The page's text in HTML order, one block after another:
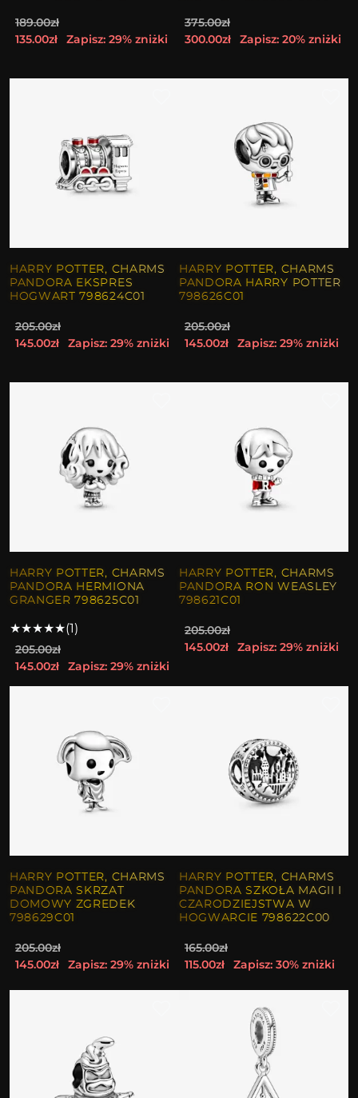
189.00zł
135.00zł
Zapisz: 29% zniżki
375.00zł
300.00zł
Zapisz: 20% zniżki
HARRY POTTER, CHARMS
PANDORA EKSPRES
HOGWART 798624C01
205.00zł
145.00zł
Zapisz: 29% zniżki
HARRY POTTER, CHARMS
PANDORA HARRY POTTER
798626C01
205.00zł
145.00zł
Zapisz: 29% zniżki
HARRY POTTER, CHARMS
PANDORA HERMIONA
GRANGER 798625C01
★★★★★(1)
205.00zł
145.00zł
Zapisz: 29% zniżki
HARRY POTTER, CHARMS
PANDORA RON WEASLEY
798621C01
205.00zł
145.00zł
Zapisz: 29% zniżki
HARRY POTTER, CHARMS
PANDORA SKRZAT
DOMOWY ZGREDEK
798629C01
205.00zł
145.00zł
Zapisz: 29% zniżki
HARRY POTTER, CHARMS
PANDORA SZKOŁA MAGII I
CZARODZIEJSTWA W
HOGWARCIE 798622C00
165.00zł
115.00zł
Zapisz: 30% zniżki